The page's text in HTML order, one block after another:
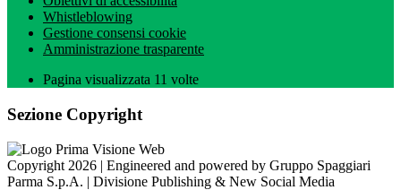
Whistleblowing
Gestione consensi cookie
Amministrazione trasparente
Pagina visualizzata 11 volte
Sezione Copyright
Copyright 2026 | Engineered and powered by Gruppo Spaggiari
Parma S.p.A. | Divisione Publishing & New Social Media